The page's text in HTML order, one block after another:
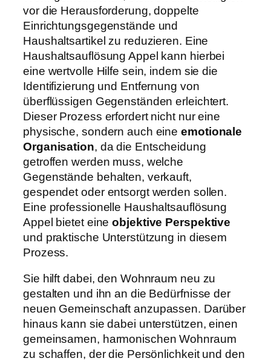
vor die Herausforderung, doppelte
Einrichtungsgegenstände und
Haushaltsartikel zu reduzieren. Eine
Haushaltsauflösung Appel kann hierbei
eine wertvolle Hilfe sein, indem sie die
Identifizierung und Entfernung von
überflüssigen Gegenständen erleichtert.
Dieser Prozess erfordert nicht nur eine
physische, sondern auch eineemotionale
Organisation, da die Entscheidung
getroffen werden muss, welche
Gegenstände behalten, verkauft,
gespendet oder entsorgt werden sollen.
Eine professionelle Haushaltsauflösung
Appel bietet eineobjektive Perspektive
und praktische Unterstützung in diesem
Prozess.
Sie hilft dabei, den Wohnraum neu zu
gestalten und ihn an die Bedürfnisse der
neuen Gemeinschaft anzupassen. Darüber
hinaus kann sie dabei unterstützen, einen
gemeinsamen, harmonischen Wohnraum
zu schaffen, der die Persönlichkeit und den